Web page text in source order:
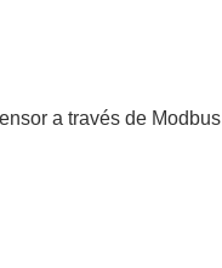
a través de Modbus